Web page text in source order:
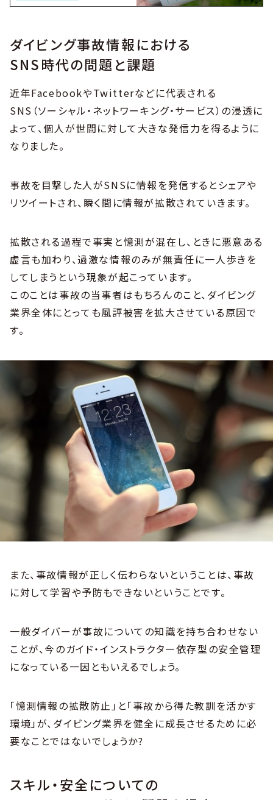
ダイビング事故情報における
SNS時代の問題と課題
近年FacebookやTwitterなどに代表される
SNS（ソーシャル・ネットワーキング・サービス）の浸透に
よって、個人が世間に対して大きな発信力を得るように
なりました。
事故を目撃した人がSNSに情報を発信するとシェアや
リツイートされ、瞬く間に情報が拡散されていきます。
拡散される過程で事実と憶測が混在し、ときに悪意ある
虚言も加わり、過激な情報のみが無責任に一人歩きを
してしまうという現象が起こっています。
このことは事故の当事者はもちろんのこと、ダイビング
業界全体にとっても風評被害を拡大させている原因で
す。
また、事故情報が正しく伝わらないということは、事故
に対して学習や予防もできないということです。
一般ダイバーが事故についての知識を持ち合わせない
ことが、今のガイド・インストラクター依存型の安全管理
になっている一因ともいえるでしょう。
「憶測情報の拡散防止」と「事故から得た教訓を活かす
環境」が、ダイビング業界を健全に成長させるために必
要なことではないでしょうか?
スキル・安全についての